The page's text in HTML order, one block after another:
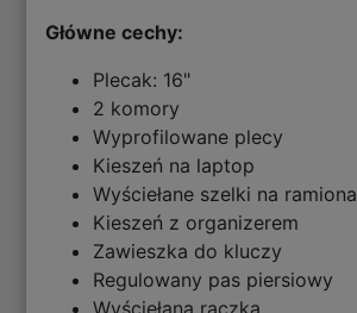
Główne cechy:
Plecak: 16"
2 komory
Wyprofilowane plecy
Kieszeń na laptop
Wyściełane szelki na ramiona
Kieszeń z organizerem
Zawieszka do kluczy
Regulowany pas piersiowy
Wyściełana rączka